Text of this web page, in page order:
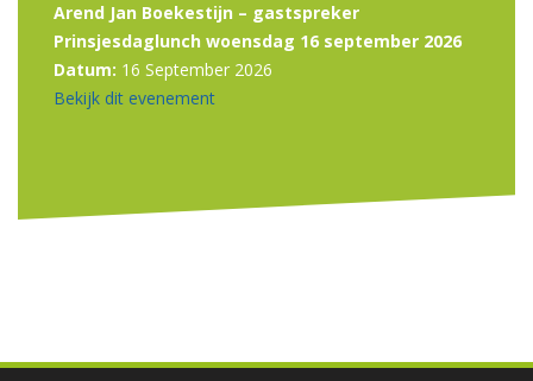
Arend Jan Boekestijn – gastspreker
Prinsjesdaglunch woensdag 16 september 2026
Datum: 16 September 2026
Bekijk dit evenement